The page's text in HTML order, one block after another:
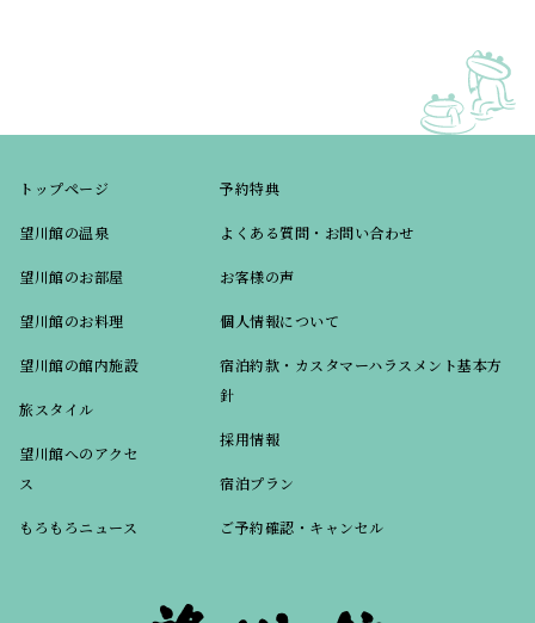
トップページ
望川館の温泉
望川館のお部屋
望川館のお料理
望川館の館内施設
旅スタイル
望川館へのアクセ
ス
もろもろニュース
予約特典
よくある質問・お問い合わせ
お客様の声
個人情報について
宿泊約款・カスタマーハラスメント基本方
針
採用情報
宿泊プラン
ご予約確認・キャンセル